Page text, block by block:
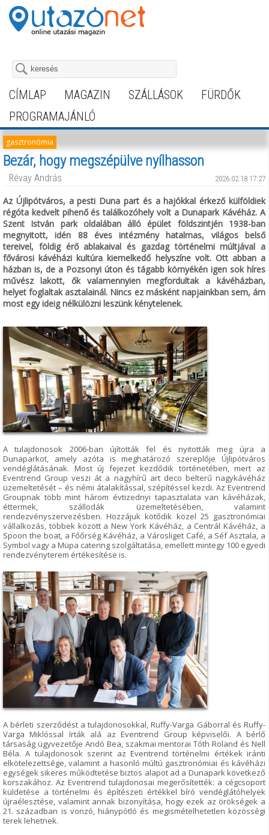
CÍMLAP MAGAZIN SZÁLLÁSOK
FÜRDŐK
PROGRAMAJÁNLÓ
gasztronómia
Bezár, hogy megszépülve nyílhasson
Révay András 2026.02.18 17:27
Az Újlipótváros, a pesti Duna part és a hajókkal érkező külföldiek
régóta kedvelt pihenő és találkozóhely volt a Dunapark Kávéház. A
Szent István park oldalában álló épület földszintjén 1938-ban
megnyitott, idén 88 éves intézmény hatalmas, világos belső
tereivel, földig érő ablakaival és gazdag történelmi múltjával a
fővárosi kávéházi kultúra kiemelkedő helyszíne volt. Ott abban a
házban is, de a Pozsonyi úton és tágabb környékén igen sok híres
művész lakott, ők valamennyien megfordultak a kávéházban,
helyet foglaltak asztalainál. Nincs ez másként napjainkban sem, ám
most egy ideig nélkülözni leszünk kénytelenek.
A tulajdonosok 2006-ban újították fel és nyitották meg újra a
Dunaparkot, amely azóta is meghatározó szereplője Újlipótváros
vendéglátásának. Most új fejezet kezdődik történetében, mert az
Eventrend Group veszi át a nagyhírű art deco belterű nagykávéház
üzemeltetését – és némi átalakítással, szépítéssel kezdi. Az Eventrend
Groupnak több mint három évtizednyi tapasztalata van kávéházak,
éttermek, szállodák üzemeltetésében, valamint
rendezvényszervezésben. Hozzájuk kötődik közel 25 gasztronómiai
vállalkozás, többek között a New York Kávéház, a Centrál Kávéház, a
Spoon the boat, a Főőrség Kávéház, a Városliget Café, a Séf Asztala, a
Symbol vagy a Müpa catering szolgáltatása, emellett mintegy 100 egyedi
rendezvényterem értékesítése is.
A bérleti szerződést a tulajdonosokkal, Ruffy-Varga Gáborral és Ruffy-
Varga Miklóssal írták alá az Eventrend Group képviselői. A bérlő
társaság ügyvezetője Andó Bea, szakmai mentorai Tóth Roland és Nell
Béla. A tulajdonosok szerint az Eventrend történelmi értékek iránti
elkötelezettsége, valamint a hasonló múltú gasztronómiai és kávéházi
egységek sikeres működtetése biztos alapot ad a Dunapark következő
korszakához. Az Eventrend tulajdonosai megerősítették: a cégcsoport
küldetése a történelmi és építészeti értékkel bíró vendéglátóhelyek
újraélesztése, valamint annak bizonyítása, hogy ezek az örökségek a
21. században is vonzó, hiánypótló és megismételhetetlen közösségi
terek lehetnek.